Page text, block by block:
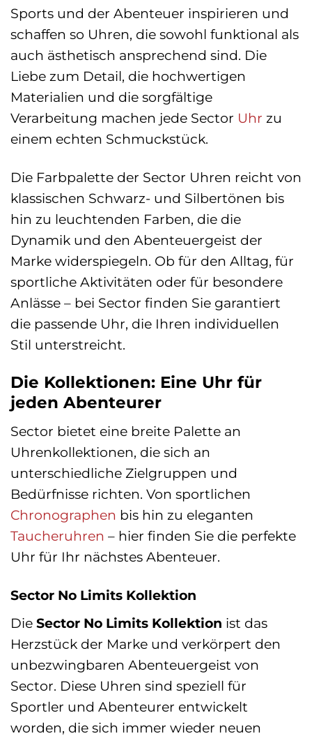
Sports und der Abenteuer inspirieren und
schaffen so Uhren, die sowohl funktional als
auch ästhetisch ansprechend sind. Die
Liebe zum Detail, die hochwertigen
Materialien und die sorgfältige
Verarbeitung machen jede Sector Uhr zu
einem echten Schmuckstück.
Die Farbpalette der Sector Uhren reicht von
klassischen Schwarz- und Silbertönen bis
hin zu leuchtenden Farben, die die
Dynamik und den Abenteuergeist der
Marke widerspiegeln. Ob für den Alltag, für
sportliche Aktivitäten oder für besondere
Anlässe – bei Sector finden Sie garantiert
die passende Uhr, die Ihren individuellen
Stil unterstreicht.
Die Kollektionen: Eine Uhr für
jeden Abenteurer
Sector bietet eine breite Palette an
Uhrenkollektionen, die sich an
unterschiedliche Zielgruppen und
Bedürfnisse richten. Von sportlichen
Chronographen bis hin zu eleganten
Taucheruhren – hier finden Sie die perfekte
Uhr für Ihr nächstes Abenteuer.
Sector No Limits Kollektion
Die Sector No Limits Kollektion ist das
Herzstück der Marke und verkörpert den
unbezwingbaren Abenteuergeist von
Sector. Diese Uhren sind speziell für
Sportler und Abenteurer entwickelt
worden, die sich immer wieder neuen